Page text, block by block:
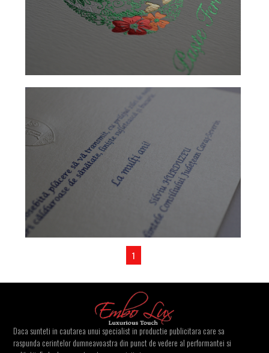
1
Daca sunteti in cautarea unui specialist in productie publicitara care sa
raspunda cerintelor dumneavoastra din punct de vedere al performantei si